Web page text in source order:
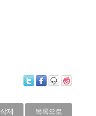
삭제 목록으로